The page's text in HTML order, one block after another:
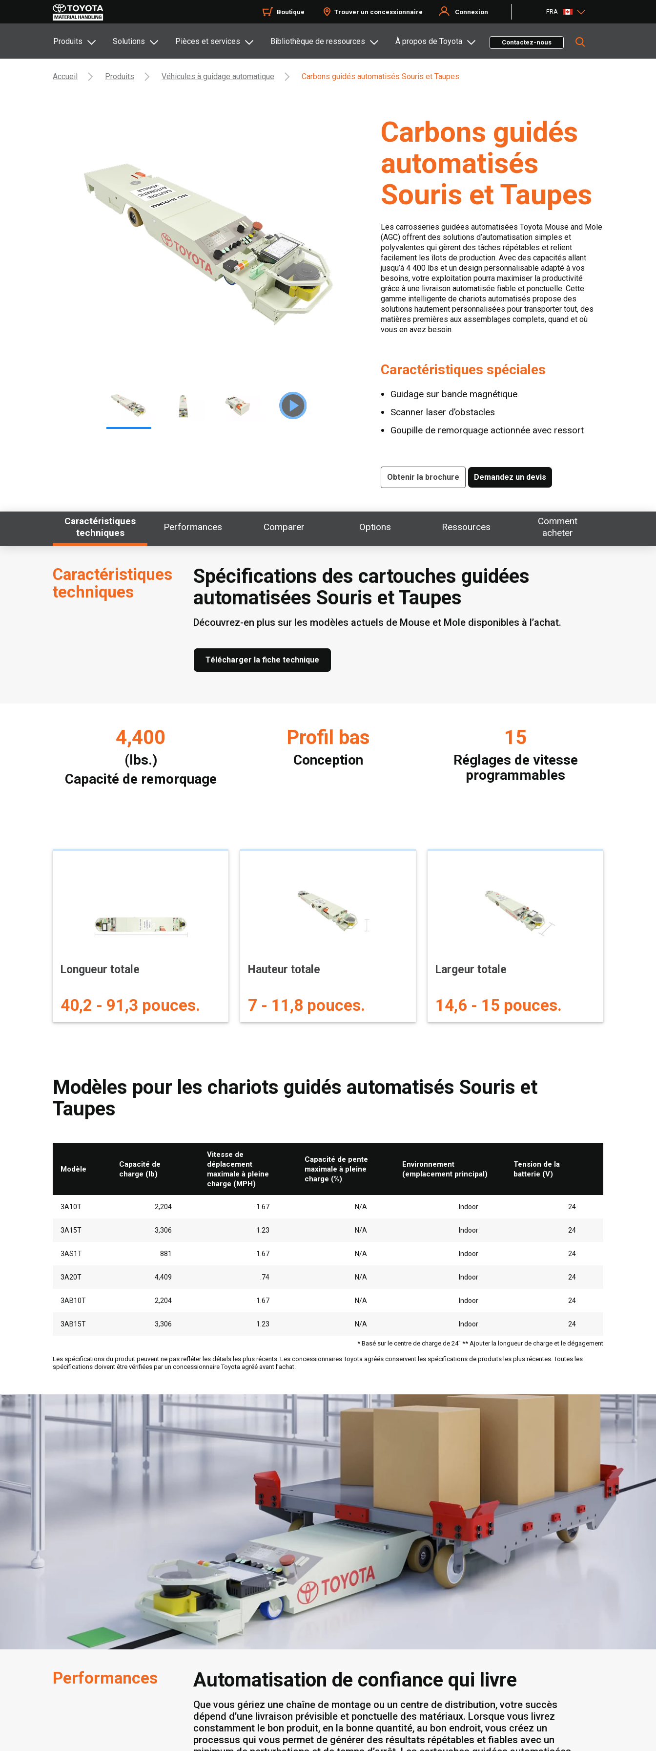
Boutique Trouver un concessionnaire Connexion FRA
Produits Solutions Pièces et services Bibliothèque de ressources À propos de Toyota Contactez-nous
Accueil Produits Véhicules à guidage automatique Carbons guidés automatisés Souris et Taupes
Carbons guidés
automatisés
Souris et Taupes
Les carrosseries guidées automatisées Toyota Mouse and Mole
(AGC) offrent des solutions d’automatisation simples et
polyvalentes qui gèrent des tâches répétables et relient
facilement les îlots de production. Avec des capacités allant
jusqu’à 4 400 lbs et un design personnalisable adapté à vos
besoins, votre exploitation pourra maximiser la productivité
grâce à une livraison automatisée fiable et ponctuelle. Cette
gamme intelligente de chariots automatisés propose des
solutions hautement personnalisées pour transporter tout, des
matières premières aux assemblages complets, quand et où
vous en avez besoin.
Caractéristiques spéciales
Guidage sur bande magnétique
Scanner laser d’obstacles
Goupille de remorquage actionnée avec ressort
Obtenir la brochure Demandez un devis
Caractéristiques
techniques
Performances Comparer Options Ressources
Comment
acheter
Caractéristiques
techniques
Spécifications des cartouches guidées
automatisées Souris et Taupes
Découvrez-en plus sur les modèles actuels de Mouse et Mole disponibles à l’achat.
Télécharger la fiche technique
4,400
Capacité de remorquage
(lbs.)
Profil bas
Conception
15
Réglages de vitesse
programmables
Longueur totale
40,2 - 91,3 pouces.
Hauteur totale
7 - 11,8 pouces.
Largeur totale
14,6 - 15 pouces.
Modèles pour les chariots guidés automatisés Souris et
Taupes
Modèle
Capacité de
charge (lb)
Vitesse de
déplacement
maximale à pleine
charge (MPH)
Capacité de pente
maximale à pleine
charge (%)
Environnement
(emplacement principal)
Tension de la
batterie (V)
3A10T 2,204 1.67 N/A Indoor 24
3A15T 3,306 1.23 N/A Indoor 24
3AS1T 881 1.67 N/A Indoor 24
3A20T 4,409 .74 N/A Indoor 24
3AB10T 2,204 1.67 N/A Indoor 24
3AB15T 3,306 1.23 N/A Indoor 24
* Basé sur le centre de charge de 24" ** Ajouter la longueur de charge et le dégagement
Les spécifications du produit peuvent ne pas refléter les détails les plus récents. Les concessionnaires Toyota agréés conservent les spécifications de produits les plus récentes. Toutes les
spécifications doivent être vérifiées par un concessionnaire Toyota agréé avant l’achat.
Performances Automatisation de confiance qui livre
Que vous gériez une chaîne de montage ou un centre de distribution, votre succès
dépend d’une livraison prévisible et ponctuelle des matériaux. Lorsque vous livrez
constamment le bon produit, en la bonne quantité, au bon endroit, vous créez un
processus qui vous permet de générer des résultats répétables et fiables avec un